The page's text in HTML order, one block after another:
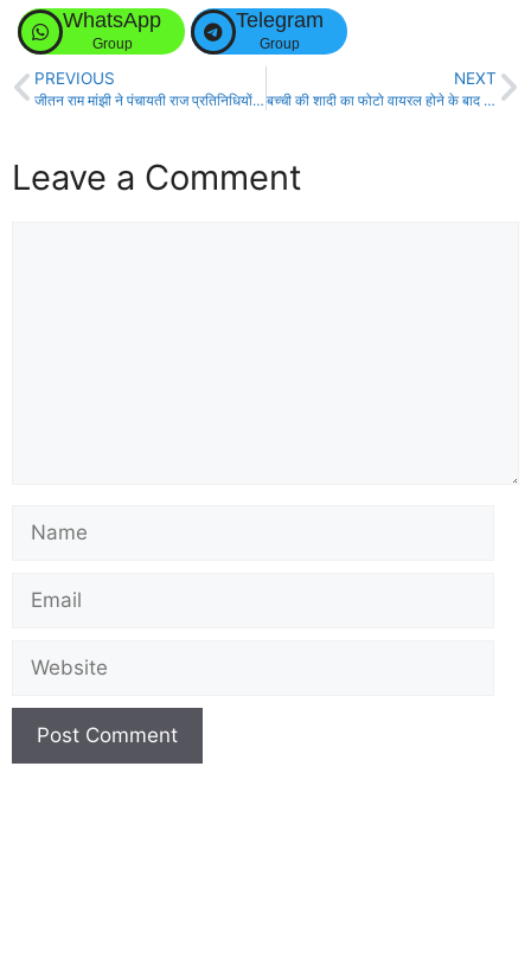
WhatsApp
Group
Telegram
Group
PREVIOUS
जीतन राम मांझी ने पंचायती राज प्रतिनिधियों का कार्यकाल 6 महीने बढ़ाने की अपील की!
NEXT
बच्ची की शादी का फोटो वायरल होने के बाद प्रशासन की उड़ी नींद!
Leave a Comment